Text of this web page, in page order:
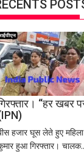
“हर खबर
हजार घूस लेते हुए
हुआ गिरफ्तार।